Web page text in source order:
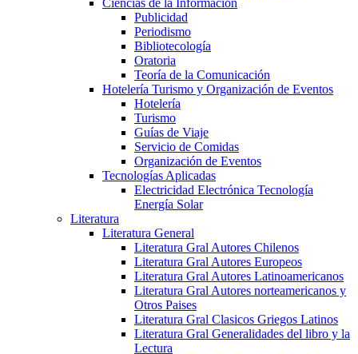
Ciencias de la Información
Publicidad
Periodismo
Bibliotecología
Oratoria
Teoría de la Comunicación
Hotelería Turismo y Organización de Eventos
Hotelería
Turismo
Guías de Viaje
Servicio de Comidas
Organización de Eventos
Tecnologías Aplicadas
Electricidad Electrónica Tecnología
Energía Solar
Literatura
Literatura General
Literatura Gral Autores Chilenos
Literatura Gral Autores Europeos
Literatura Gral Autores Latinoamericanos
Literatura Gral Autores norteamericanos y
Otros Paises
Literatura Gral Clasicos Griegos Latinos
Literatura Gral Generalidades del libro y la
Lectura